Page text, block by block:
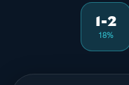
1-2
18%